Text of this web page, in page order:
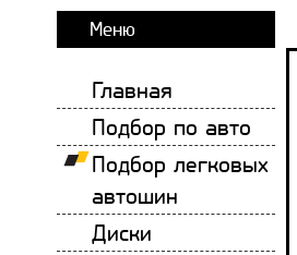
Меню
Главная
Подбор по авто
Подбор легковых
автошин
Диски